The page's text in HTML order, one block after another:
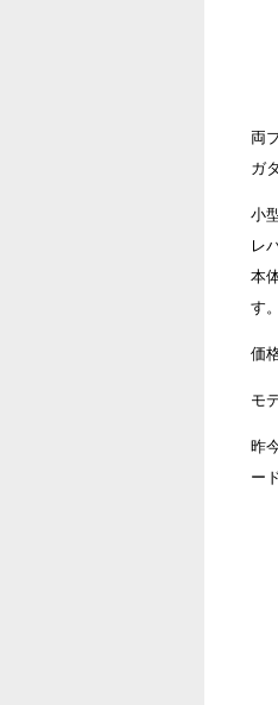
両
ガ
小
レ
本
す。
価
モ
昨
ー